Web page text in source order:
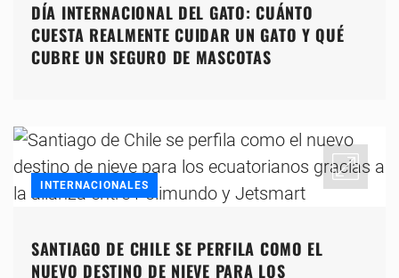
DÍA INTERNACIONAL DEL GATO: CUÁNTO
CUESTA REALMENTE CUIDAR UN GATO Y QUÉ
CUBRE UN SEGURO DE MASCOTAS
INTERNACIONALES
SANTIAGO DE CHILE SE PERFILA COMO EL
NUEVO DESTINO DE NIEVE PARA LOS